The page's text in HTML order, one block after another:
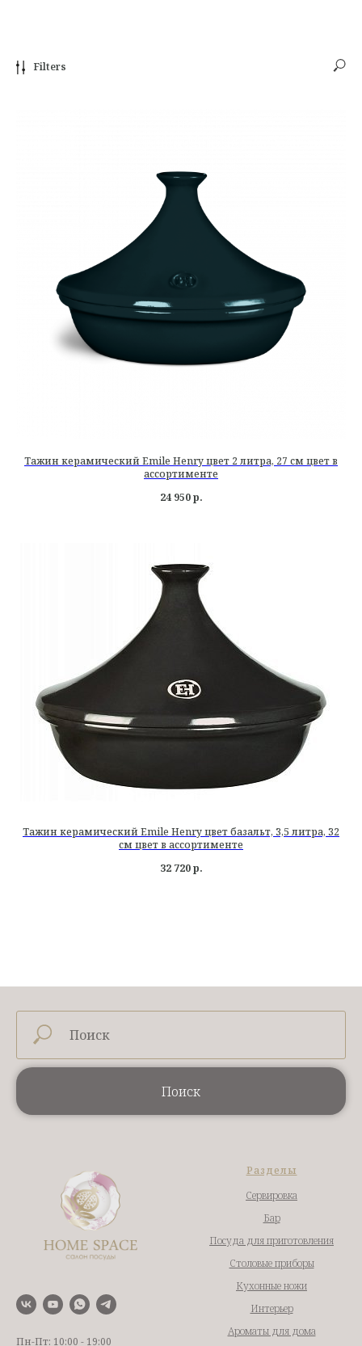
Filters
Тажин керамический Emile Henry цвет 2 литра, 27 см цвет в
ассортименте
24 950 р.
Тажин керамический Emile Henry цвет базальт, 3,5 литра, 32
см цвет в ассортименте
32 720 р.
Поиск
Пн-Пт: 10:00 - 19:00
Разделы
Сервировка
Бар
Посуда для приготовления
Столовые приборы
Кухонные ножи
Интерьер
Ароматы для дома